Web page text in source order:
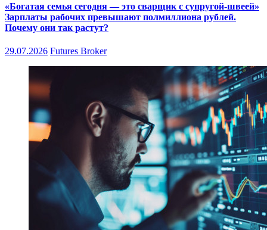
«Богатая семья сегодня — это сварщик с супругой-швеей»
Зарплаты рабочих превышают полмиллиона рублей.
Почему они так растут?
29.07.2026 Futures Broker